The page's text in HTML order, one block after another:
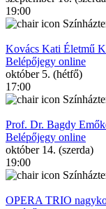
19:00
Kovács Kati Életmű
Belépőjegy online
október 5. (hétfő)
17:00
Prof. Dr. Bagdy
Belépőjegy online
október 14. (szerda)
19:00
OPERA TRIO